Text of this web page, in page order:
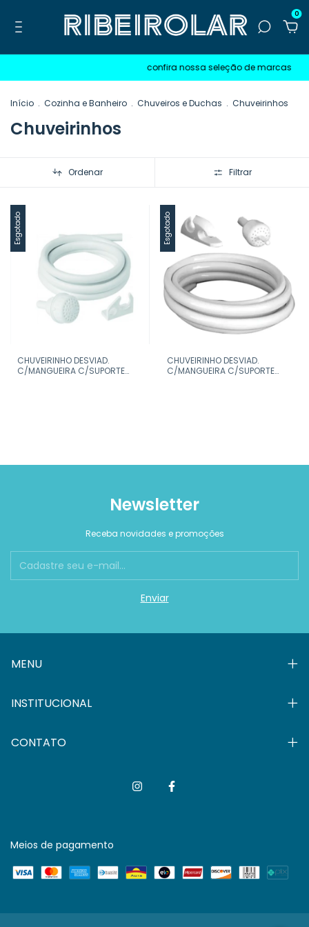
0
confira nossa seleção de marcas
Início . Cozinha e Banheiro . Chuveiros e Duchas . Chuveirinhos
Chuveirinhos
Ordenar Filtrar
Esgotado
CHUVEIRINHO DESVIAD.
C/MANGUEIRA C/SUPORTE
Esgotado
CHUVEIRINHO DESVIAD.
C/MANGUEIRA C/SUPORTE
Newsletter
Receba novidades e promoções
MENU
INSTITUCIONAL
CONTATO
Meios de pagamento